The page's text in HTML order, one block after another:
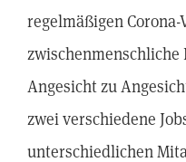
regelmäßigen
Angesicht zu
zwei verschiedene
unterschiedlichen